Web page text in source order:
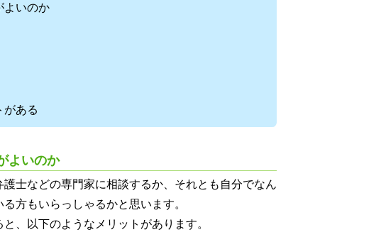
よいのか
ある
よいのか
士などの専門家に相談するか、それとも自分でなん
方もいらっしゃるかと思います。
、以下のようなメリットがあります。